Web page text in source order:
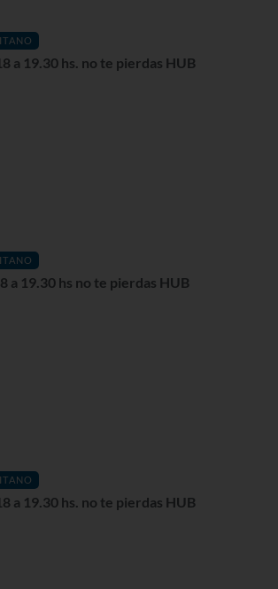
a 19.30 hs. no te pierdas HUB
a 19.30 hs no te pierdas HUB
a 19.30 hs. no te pierdas HUB